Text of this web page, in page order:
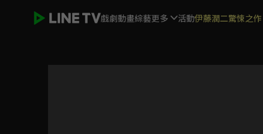
戲劇動畫綜藝更多 活動伊藤潤二驚悚之作